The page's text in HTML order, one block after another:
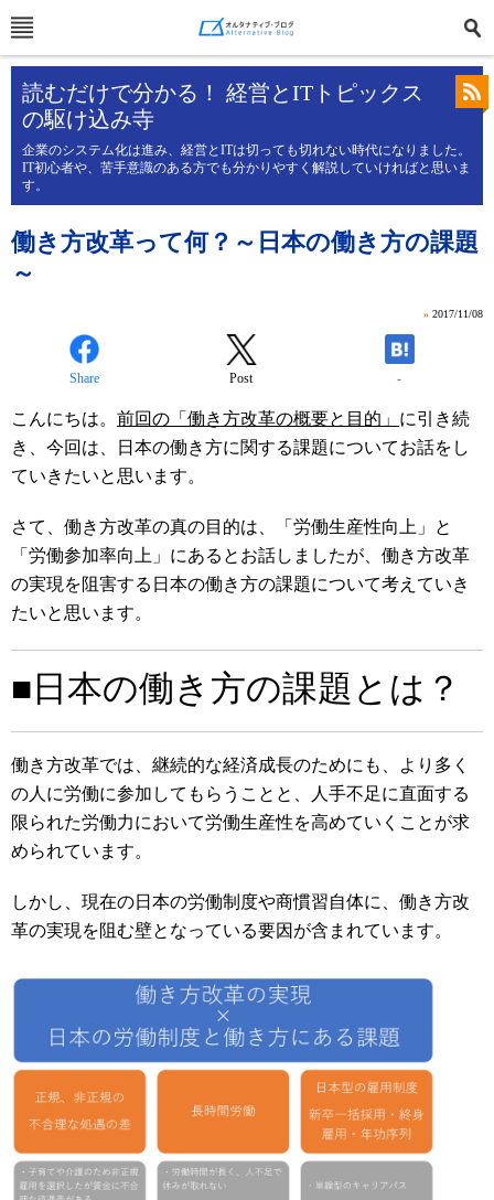
読むだけで分かる！ 経営とITトピックス
の駆け込み寺
企業のシステム化は進み、経営とITは切っても切れない時代になりました。
IT初心者や、苦手意識のある方でも分かりやすく解説していければと思いま
す。
働き方改革って何？～日本の働き方の課題
～
» 2017/11/08
Share Post -
こんにちは。 前回の「働き方改革の概要と目的」 に引き続
き、今回は、日本の働き方に関する課題についてお話をし
ていきたいと思います。
さて、働き方改革の真の目的は、「労働生産性向上」と
「労働参加率向上」にあるとお話しましたが、働き方改革
の実現を阻害する日本の働き方の課題について考えていき
たいと思います。
■日本の働き方の課題とは？
働き方改革では、継続的な経済成長のためにも、より多く
の人に労働に参加してもらうことと、人手不足に直面する
限られた労働力において労働生産性を高めていくことが求
められています。
しかし、現在の日本の労働制度や商慣習自体に、働き方改
革の実現を阻む壁となっている要因が含まれています。